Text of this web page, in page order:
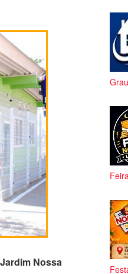
Nossa